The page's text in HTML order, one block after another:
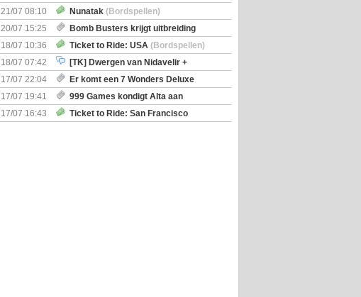
21/07 08:10
Nunatak (Bordspellen)
20/07 15:25
Bomb Busters krijgt uitbreiding
genaamd Pro Kit
18/07 10:36 Ticket to Ride: USA (Bordspellen)
18/07 07:42
[TK] Dwergen van Nidavelir +
Sherlock Holmes Consulting Detective
17/07 22:04
Er komt een 7 Wonders Deluxe
Monsterbox
17/07 19:41
999 Games kondigt Alta aan
17/07 16:43
Ticket to Ride: San Francisco